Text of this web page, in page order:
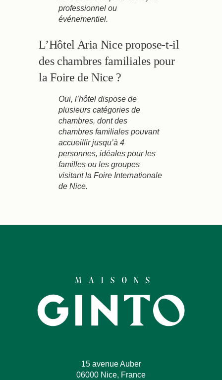
professionnel ou
événementiel.
L’Hôtel Aria Nice propose-t-il
des chambres familiales pour
la Foire de Nice ?
Oui, l’hôtel dispose de
plusieurs catégories de
chambres, dont des
chambres familiales pouvant
accueillir jusqu’à 4
personnes, idéales pour les
familles ou les groupes
visitant la Foire Internationale
de Nice.
15 avenue Auber
06000 Nice, France